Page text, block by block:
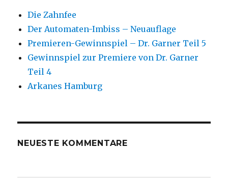
Die Zahnfee
Der Automaten-Imbiss – Neuauflage
Premieren-Gewinnspiel – Dr. Garner Teil 5
Gewinnspiel zur Premiere von Dr. Garner
Teil 4
Arkanes Hamburg
NEUESTE KOMMENTARE